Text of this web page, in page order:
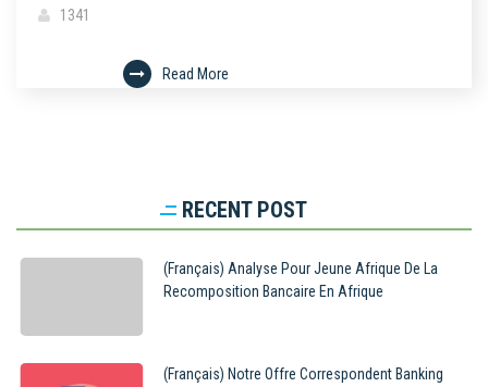
1341
Read More
RECENT POST
(Français) Analyse Pour Jeune Afrique De La
Recomposition Bancaire En Afrique
(Français) Notre Offre Correspondent Banking